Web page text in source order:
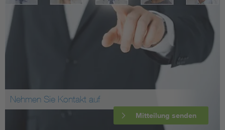
Nehmen Sie Kontakt auf
Mitteilung senden